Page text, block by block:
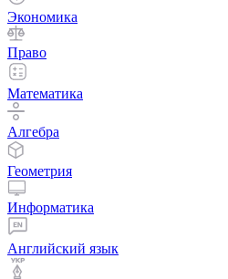
Экономика
Право
Математика
Алгебра
Геометрия
Информатика
Английский язык